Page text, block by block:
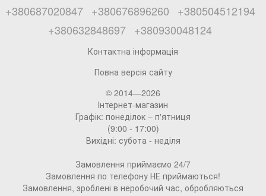
+380687020847 +380676896260
+380504512194
+380632848697 +380930048124
Контактна інформація
Повна версія сайту
© 2014—2026
Інтернет-магазин
Графік: понеділок – п'ятниця
(9:00 - 17:00)
Вихідні: субота - неділя
Замовлення приймаємо 24/7
Замовлення по телефону НЕ приймаються!
Замовлення, зроблені в неробочий час, обробляються